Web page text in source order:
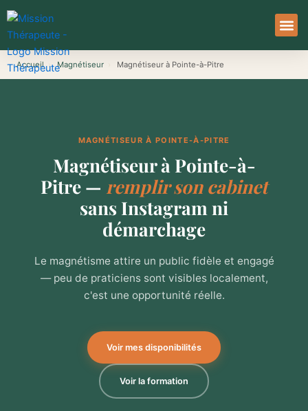
Aller
au
contenu
Accueil › Magnétiseur Magnétiseur à Pointe-à-Pitre
MAGNÉTISEUR À POINTE-À-PITRE
Magnétiseur à Pointe-à-
Pitre — remplir son cabinet
sans Instagram ni
démarchage
Le magnétisme attire un public fidèle et engagé
— peu de praticiens sont visibles localement,
c'est une opportunité réelle.
Voir mes disponibilités
Voir la formation